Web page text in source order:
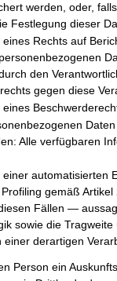
werden, oder,
Festlegung dieser
Rechts auf
den
gegen diese
Alle verfügbaren
automatisierten
gemäß
Fällen —
sowie die
einer derartigen
Person ein